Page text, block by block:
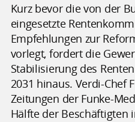
Kurz bevor die von der
eingesetzte
Empfehlungen zur
vorlegt, fordert die
Stabilisierung des
2031 hinaus. Verdi-Chef
Zeitungen der Funke-
Hälfte der Beschäftigten